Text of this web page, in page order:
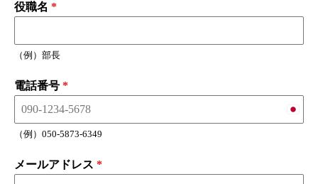
役職名 *
（例）部長
電話番号 *
Japan
+81
（例）050-5873-6349
メールアドレス *